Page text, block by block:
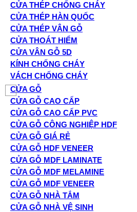
CỬA THÉP CHỐNG CHÁY
CỬA THÉP HÀN QUỐC
CỬA THÉP VÂN GỖ
CỬA THOÁT HIỂM
CỬA VÂN GỖ 5D
KÍNH CHỐNG CHÁY
VÁCH CHỐNG CHÁY
CỬA GỖ
CỬA GỖ CAO CẤP
CỬA GỖ CAO CẤP PVC
CỬA GỖ CÔNG NGHIỆP HDF
CỬA GỖ GIÁ RẺ
CỬA GỖ HDF VENEER
CỬA GỖ MDF LAMINATE
CỬA GỖ MDF MELAMINE
CỬA GỖ MDF VENEER
CỬA GỖ NHÀ TẮM
CỬA GỖ NHÀ VỆ SINH